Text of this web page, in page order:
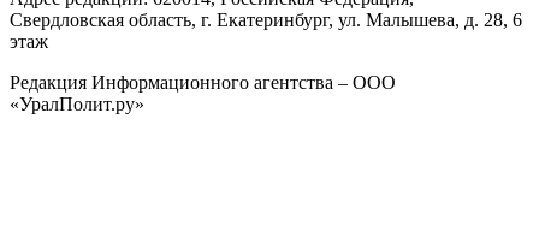
Свердловская область, г. Екатеринбург, ул. Малышева, д. 28, 6
этаж
Редакция Информационного агентства – ООО
«УралПолит.ру»